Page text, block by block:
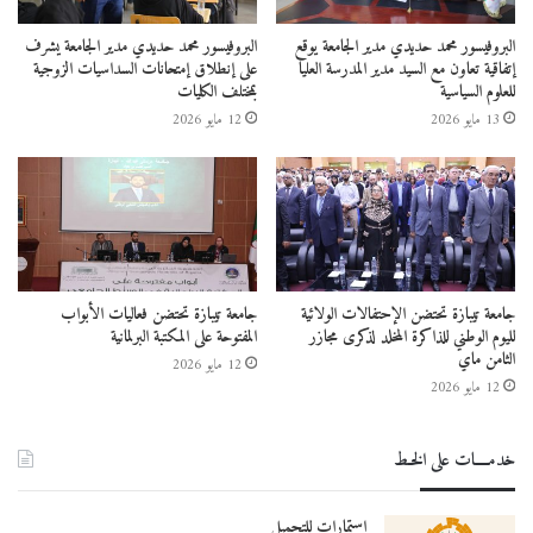
البروفيسور محمد حديدي مدير الجامعة يوقع
إتفاقية تعاون مع السيد مدير المدرسة العليا
للعلوم السياسية
13 مايو 2026
البروفيسور محمد حديدي مدير الجامعة يشرف
على إنطلاق إمتحانات السداسيات الزوجية
بمختلف الكليات
12 مايو 2026
جامعة تيبازة تحتضن الإحتفالات الولائية
لليوم الوطني للذاكرة المخلد لذكرى مجازر
الثامن ماي
12 مايو 2026
جامعة تيبازة تحتضن فعاليات الأبواب
المفتوحة على المكتبة البرلمانية
12 مايو 2026
خدمــــات على الخـط